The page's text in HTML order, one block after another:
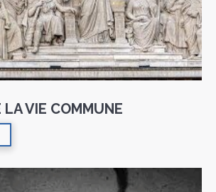
LA VIE COMMUNE